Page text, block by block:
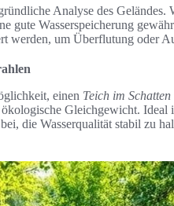
Analyse des Geländes.
gute Wasserspeicherung
werden, um Überflutung oder
einen Teich im Schatten
Gleichgewicht. Ideal
die Wasserqualität stabil zu